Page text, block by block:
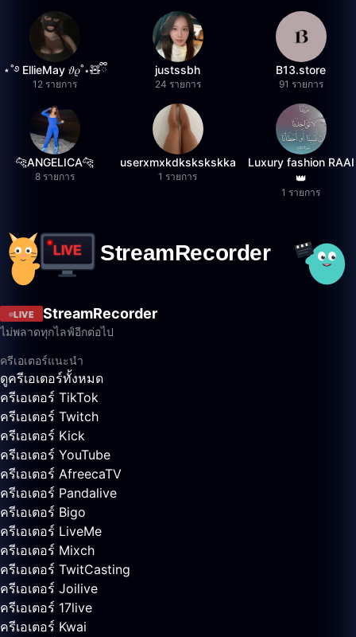
⋆˚࿔ EllieMay 𝜗𝜚˚⋆🧸ྀི
12 รายการ
justssbh
24 รายการ
B13.store
91 รายการ
🐆ANGELICA🐆
8 รายการ
userxmxkdkskskskka
1 รายการ
Luxury fashion RAAI
👑
1 รายการ
LIVE StreamRecorder
ไม่พลาดทุกไลฟ์อีกต่อไป
ครีเอเตอร์แนะนำ
ดูครีเอเตอร์ทั้งหมด
ครีเอเตอร์ TikTok
ครีเอเตอร์ Twitch
ครีเอเตอร์ Kick
ครีเอเตอร์ YouTube
ครีเอเตอร์ AfreecaTV
ครีเอเตอร์ Pandalive
ครีเอเตอร์ Bigo
ครีเอเตอร์ LiveMe
ครีเอเตอร์ Mixch
ครีเอเตอร์ TwitCasting
ครีเอเตอร์ Joilive
ครีเอเตอร์ 17live
ครีเอเตอร์ Kwai